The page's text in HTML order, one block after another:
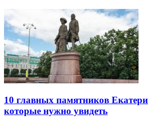
10 главных памятников
которые нужно увидеть